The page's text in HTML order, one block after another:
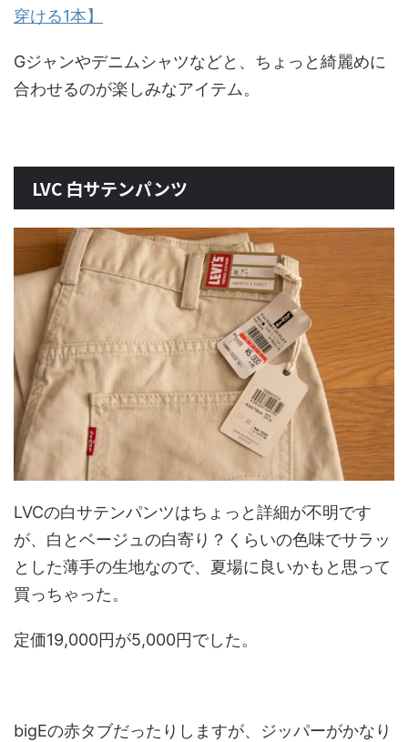
穿ける1本】
Gジャンやデニムシャツなどと、ちょっと綺麗めに
合わせるのが楽しみなアイテム。
LVC 白サテンパンツ
LVCの白サテンパンツはちょっと詳細が不明です
が、白とベージュの白寄り？くらいの色味でサラッ
とした薄手の生地なので、夏場に良いかもと思って
買っちゃった。
定価19,000円が5,000円でした。
bigEの赤タブだったりしますが、ジッパーがかなり